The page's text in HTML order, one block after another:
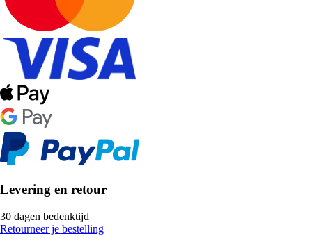
Levering en retour
30 dagen bedenktijd
Retourneer je bestelling